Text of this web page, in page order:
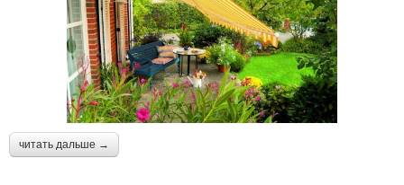
Отдых в частном доме Отдых на участке
читать дальше →